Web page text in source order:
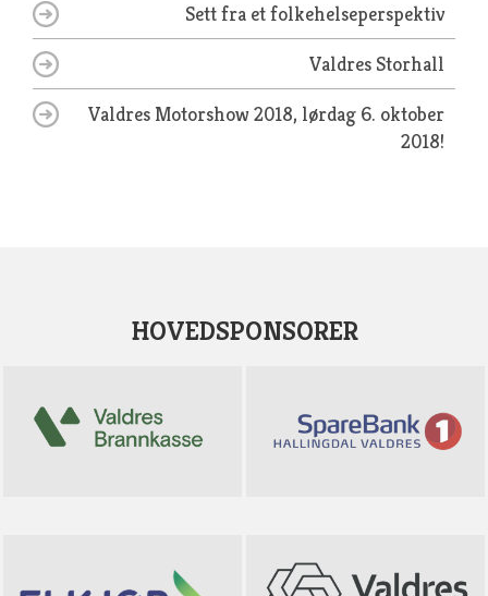
Sett fra et folkehelseperspektiv
Valdres Storhall
Valdres Motorshow 2018, lørdag 6. oktober
2018!
HOVEDSPONSORER